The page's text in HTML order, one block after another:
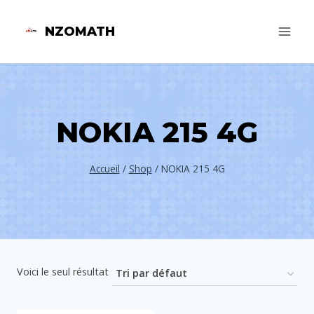
NZOMATH
NOKIA 215 4G
Accueil / Shop / NOKIA 215 4G
Voici le seul résultat